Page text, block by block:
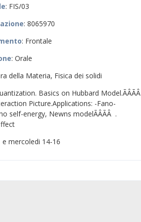
: FIS/03
: 8065970
: Frontale
: Orale
della Materia, Fisica dei solidi
Basics on Hubbard Model.ÃÂÃÂ
Picture.Applications: -Fano-
self-energy, Newns modelÃÂÃÂ .
e mercoledi 14-16